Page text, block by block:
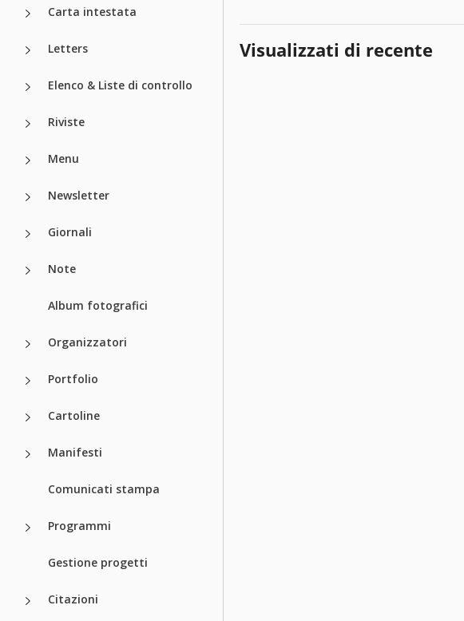
Carta intestata
Letters
Elenco & Liste di controllo
Riviste
Menu
Newsletter
Giornali
Note
Album fotografici
Organizzatori
Portfolio
Cartoline
Manifesti
Comunicati stampa
Programmi
Gestione progetti
Citazioni
Visualizzati di recente